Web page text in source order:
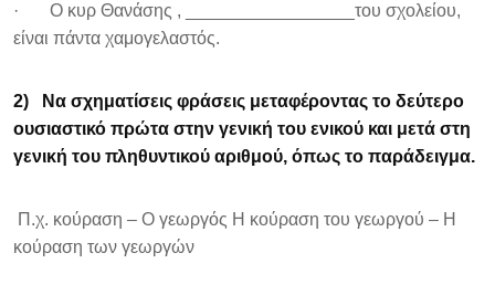
· Ο κυρ Θανάσης , _________________του σχολείου,
είναι πάντα χαμογελαστός.
2)
Να σχηματίσεις φράσεις μεταφέροντας το δεύτερο
ουσιαστικό πρώτα στην γενική του ενικού και μετά στη
γενική του πληθυντικού αριθμού, όπως το παράδειγμα.
Π.χ. κούραση – Ο γεωργός Η κούραση του γεωργού – Η
κούραση των γεωργών